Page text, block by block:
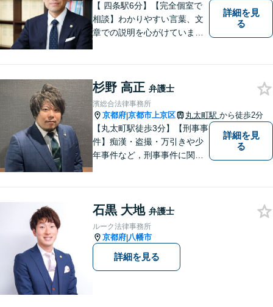
【 四条駅6分】【完全個室で
相談】わかりやすい言葉、文
章での説明を心がけていま
気軽にご相談下さい。
詳細を見
る
杉野 高正 弁護士
濱総合法律事務所
京都府|京都市上京区 丸太町駅 から徒歩2分
【丸太町駅徒歩3分】【刑事事
件】痴漢・盗撮・万引きや少
年事件など，刑事事件に関す
ります。家族が逮捕されてし
まった場合もご相談くださ
い。初回接見サービスも行っ
ています。
詳細を見
る
石黒 大地 弁護士
ルーク法律事務所
京都府|八幡市
詳細を見る